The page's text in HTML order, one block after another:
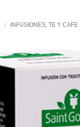
/ INFUSIONES, TE Y CAFE